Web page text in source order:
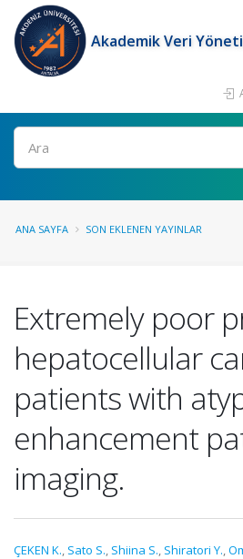
Akademik Veri
Ara
ANA SAYFA SON EKLENEN YAYINLAR
Extremely poor
hepatocellular
patients with
enhancement
imaging.
ÇEKEN K., Sato S., Shiina S., Shiratori Y.,